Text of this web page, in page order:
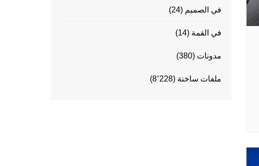
في الصميم (24)
في القمة (14)
مدونات (380)
ملفات ساخنة (8٬228)